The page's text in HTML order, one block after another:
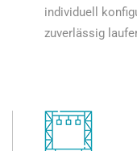
individuell
zuverlässig